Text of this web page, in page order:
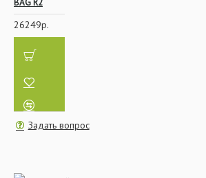
BAG R2
26249р.
Задать вопрос